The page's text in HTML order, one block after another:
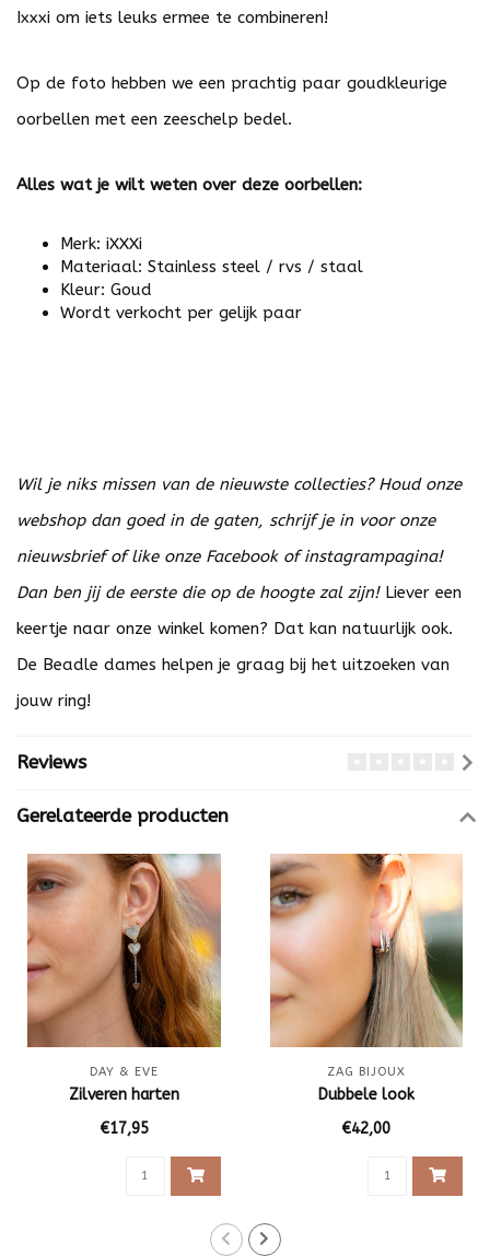
Ixxxi om iets leuks ermee te combineren!
Op de foto hebben we een prachtig paar goudkleurige
oorbellen met een zeeschelp bedel.
Alles wat je wilt weten over deze oorbellen:
Merk: iXXXi
Materiaal: Stainless steel / rvs / staal
Kleur: Goud
Wordt verkocht per gelijk paar
Wil je niks missen van de nieuwste collecties? Houd onze
webshop dan goed in de gaten, schrijf je in voor onze
nieuwsbrief of like onze Facebook of instagrampagina!
Dan ben jij de eerste die op de hoogte zal zijn!Liever een
keertje naar onze winkel komen? Dat kan natuurlijk ook.
De Beadle dames helpen je graag bij het uitzoeken van
jouw ring!
Reviews
Gerelateerde producten
DAY & EVE
Zilveren harten
€17,95
ZAG BIJOUX
Dubbele look
€42,00